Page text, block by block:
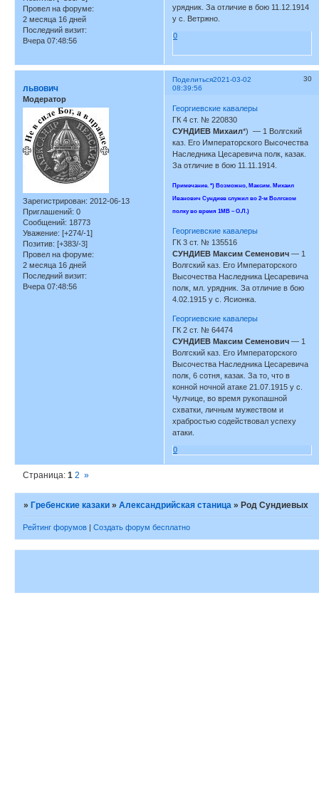
Провел на форуме:
2 месяца 16 дней
Последний визит:
Вчера 07:48:56
урядник. За отличие в бою 11.12.1914
у с. Ветржно.
0
Поделиться 30
2021-03-02
08:39:56
львович
Модератор
Зарегистрирован: 2012-06-13
Приглашений: 0
Сообщений: 18773
Уважение: [+274/-1]
Позитив: [+383/-3]
Провел на форуме:
2 месяца 16 дней
Последний визит:
Вчера 07:48:56
Георгиевские кавалеры
ГК 4 ст. № 220830
СУНДИЕВ Михаил*) — 1 Волгский
каз. Его Императорского Высочества
Наследника Цесаревича полк, казак.
За отличие в бою 11.11.1914.
Примечание. *) Возможно, Максим. Михаил
Иванович Сундиев служил во 2-м Волгском
полку во время 1МВ – О.Л.)
Георгиевские кавалеры
ГК 3 ст. № 135516
СУНДИЕВ Максим Семенович — 1
Волгский каз. Его Императорского
Высочества Наследника Цесаревича
полк, мл. урядник. За отличие в бою
4.02.1915 у с. Ясионка.
Георгиевские кавалеры
ГК 2 ст. № 64474
СУНДИЕВ Максим Семенович — 1
Волгский каз. Его Императорского
Высочества Наследника Цесаревича
полк, 6 сотня, казак. За то, что в
конной ночной атаке 21.07.1915 у с.
Чулчице, во время рукопашной
схватки, личным мужеством и
храбростью содействовал успеху
атаки.
0
Страница:1 2 »
» Гребенские казаки »Александрийская станица » Род Сундиевых
Рейтинг форумов Создать форум бесплатно